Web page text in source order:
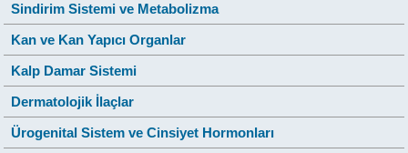
Sindirim Sistemi ve Metabolizma
Kan ve Kan Yapıcı Organlar
Kalp Damar Sistemi
Dermatolojik İlaçlar
Ürogenital Sistem ve Cinsiyet Hormonları